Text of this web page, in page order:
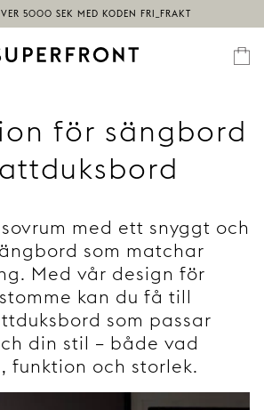
för sängbord
med ett snyggt och
som matchar
Med vår design för
kan du få till
som passar
din stil – både vad
funktion och storlek.